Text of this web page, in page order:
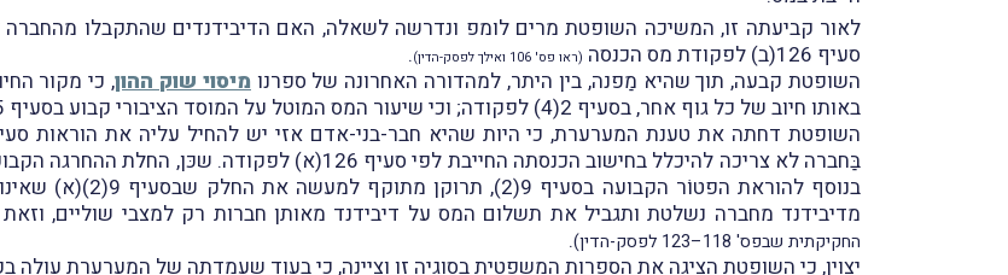
לאור קביעתה זו, המשיכה השופטת מרים לומפ ונדרשה לשאלה, האם הדיבידנדים שהתקבלו מהחברה
סעיף 126(ב) לפקודת מס הכנסה
(ראו פס' 106 ואילך לפסק-הדין)
.
השופטת קבעה, תוך שהיא מַפנה, בין היתר, למהדורה האחרונה של ספרנו מיסוי שוק ההון, כי מקור
באותו חיוב של כל גוף אחר, בסעיף 2(4) לפקודה; וכי שיעור המס המוטל על המוסד הציבורי קבוע בסעיף 125ב.
בנוסף להוראת הפטוֹר
מדיבידנד מחברה נשלטת ותגביל את תשלום המס על דיבידנד מאותן חברות רק למצבי שוליים, וזאת
החקיקתית שבפס' 118–123 לפסק-הדין)
.
יצוין, כי השופטת הציגה את הספרות המשפטית בסוגיה זו וציינה, כי בעוד שעמדתה של המערערת